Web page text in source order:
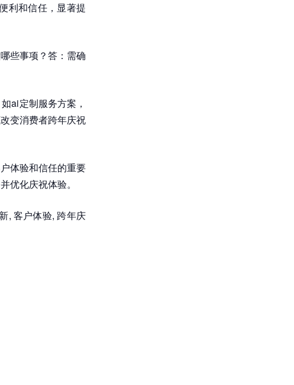
利和信任，显著提
些事项？答：需确
ai定制服务方案，
变消费者跨年庆祝
体验和信任的重要
优化庆祝体验。
, 客户体验, 跨年庆